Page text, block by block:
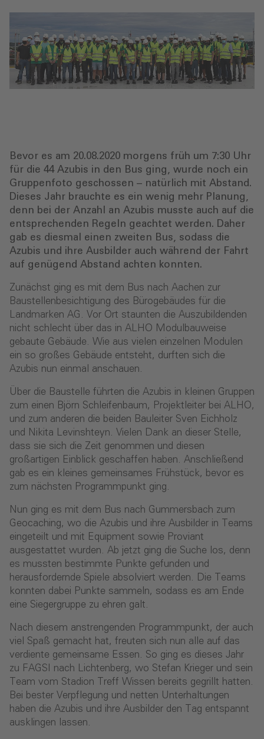
Bevor es am 20.08.2020 morgens früh um 7:30 Uhr
für die 44 Azubis in den Bus ging, wurde noch ein
Gruppenfoto geschossen – natürlich mit Abstand.
Dieses Jahr brauchte es ein wenig mehr Planung,
denn bei der Anzahl an Azubis musste auch auf die
entsprechenden Regeln geachtet werden. Daher
gab es diesmal einen zweiten Bus, sodass die
Azubis und ihre Ausbilder auch während der Fahrt
auf genügend Abstand achten konnten.
Zunächst ging es mit dem Bus nach Aachen zur
Baustellenbesichtigung des Bürogebäudes für die
Landmarken AG. Vor Ort staunten die Auszubildenden
nicht schlecht über das in ALHO Modulbauweise
gebaute Gebäude. Wie aus vielen einzelnen Modulen
ein so großes Gebäude entsteht, durften sich die
Azubis nun einmal anschauen.
Über die Baustelle führten die Azubis in kleinen Gruppen
zum einen Björn Schleifenbaum, Projektleiter bei ALHO,
und zum anderen die beiden Bauleiter Sven Eichholz
und Nikita Levinshteyn. Vielen Dank an dieser Stelle,
dass sie sich die Zeit genommen und diesen
großartigen Einblick geschaffen haben. Anschließend
gab es ein kleines gemeinsames Frühstück, bevor es
zum nächsten Programmpunkt ging.
Nun ging es mit dem Bus nach Gummersbach zum
Geocaching, wo die Azubis und ihre Ausbilder in Teams
eingeteilt und mit Equipment sowie Proviant
ausgestattet wurden. Ab jetzt ging die Suche los, denn
es mussten bestimmte Punkte gefunden und
herausfordernde Spiele absolviert werden. Die Teams
konnten dabei Punkte sammeln, sodass es am Ende
eine Siegergruppe zu ehren galt.
Nach diesem anstrengenden Programmpunkt, der auch
viel Spaß gemacht hat, freuten sich nun alle auf das
verdiente gemeinsame Essen. So ging es dieses Jahr
zu FAGSI nach Lichtenberg, wo Stefan Krieger und sein
Team vom Stadion Treff Wissen bereits gegrillt hatten.
Bei bester Verpflegung und netten Unterhaltungen
haben die Azubis und ihre Ausbilder den Tag entspannt
ausklingen lassen.